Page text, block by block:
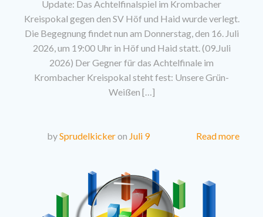
Update: Das Achtelfinalspiel im Krombacher
Kreispokal gegen den SV Höf und Haid wurde verlegt.
Die Begegnung findet nun am Donnerstag, den 16. Juli
2026, um 19:00 Uhr in Höf und Haid statt. (09.Juli
2026) Der Gegner für das Achtelfinale im
Krombacher Kreispokal steht fest: Unsere Grün-
Weißen […]
bySprudelkickeron Juli 9 Read more